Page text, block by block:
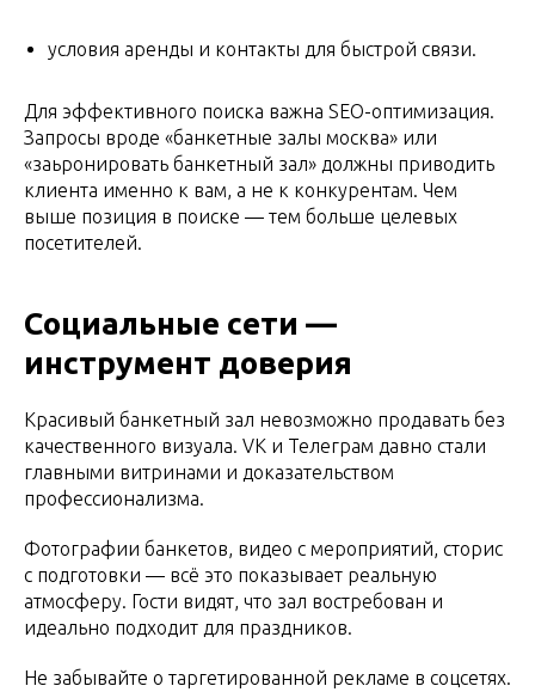
условия аренды и контакты для быстрой связи.
Для эффективного поиска важна SEO-оптимизация.
Запросы вроде «банкетные залы москва» или
«заьронировать банкетный зал» должны приводить
клиента именно к вам, а не к конкурентам. Чем
выше позиция в поиске — тем больше целевых
посетителей.
Социальные сети —
инструмент доверия
Красивый банкетный зал невозможно продавать без
качественного визуала. VK и Телеграм давно стали
главными витринами и доказательством
профессионализма.
Фотографии банкетов, видео с мероприятий, сторис
с подготовки — всё это показывает реальную
атмосферу. Гости видят, что зал востребован и
идеально подходит для праздников.
Не забывайте о таргетированной рекламе в соцсетях.